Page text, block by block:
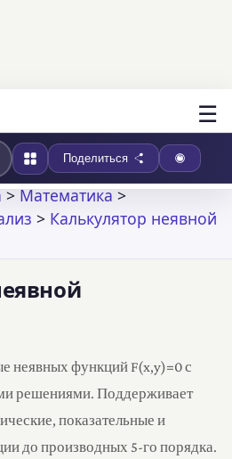
☰
Поделиться
>Математика>
> Калькулятор неявной
неявных функций F(x,y)=0 с
решениями. Поддерживает
показательные и
до производных 5-го порядка.